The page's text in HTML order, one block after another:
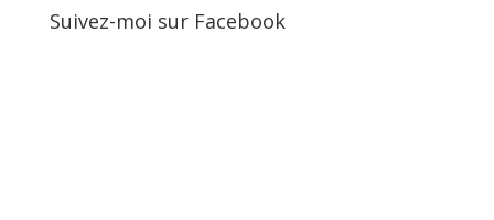
Suivez-moi sur Facebook